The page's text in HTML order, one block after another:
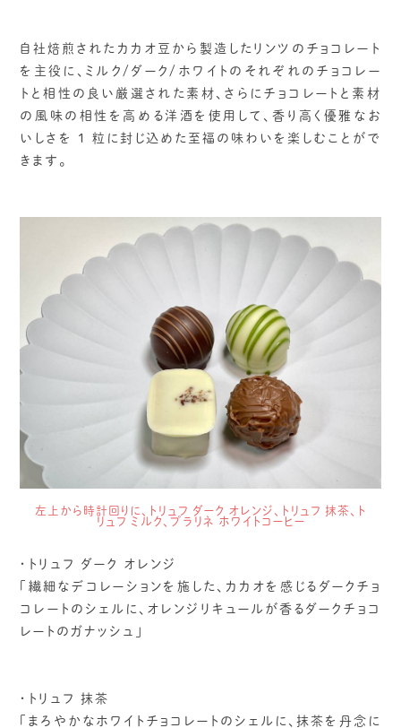
自社焙煎されたカカオ豆から製造したリンツのチョコレート
を主役に、ミルク/ダーク/ホワイトのそれぞれのチョコレー
トと相性の良い厳選された素材、さらにチョコレートと素材
の風味の相性を高める洋酒を使用して、香り高く優雅なお
いしさを 1 粒に封じ込めた至福の味わいを楽しむことがで
きます。
左上から時計回りに、トリュフ ダーク オレンジ、トリュフ 抹茶、ト
リュフ ミルク、プラリネ ホワイトコーヒー
・トリュフ ダーク オレンジ
「繊細なデコレーションを施した、カカオを感じるダークチョ
コレートのシェルに、オレンジリキュールが香るダークチョコ
レートのガナッシュ」
・トリュフ 抹茶
「まろやかなホワイトチョコレートのシェルに、抹茶を丹念に